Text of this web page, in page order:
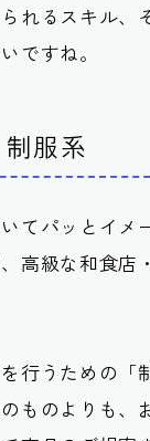
れるスキル、
ですね。
服系
てパッとイメ
高級な和食
行うための
ものよりも、